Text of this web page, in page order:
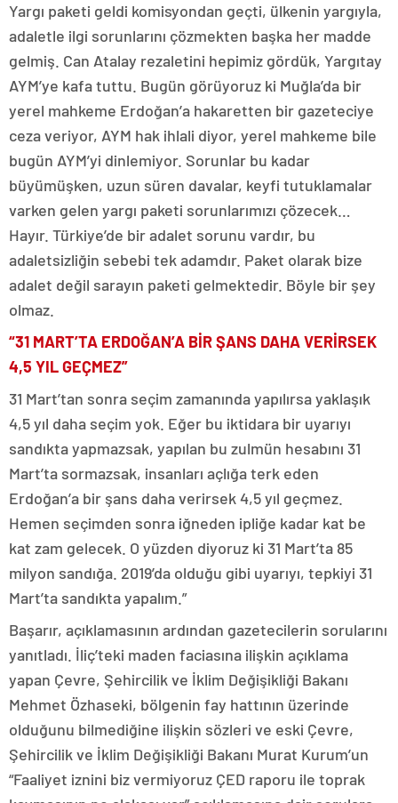
Yargı paketi geldi komisyondan geçti, ülkenin yargıyla,
adaletle ilgi sorunlarını çözmekten başka her madde
gelmiş. Can Atalay rezaletini hepimiz gördük, Yargıtay
AYM’ye kafa tuttu. Bugün görüyoruz ki Muğla’da bir
yerel mahkeme Erdoğan’a hakaretten bir gazeteciye
ceza veriyor, AYM hak ihlali diyor, yerel mahkeme bile
bugün AYM’yi dinlemiyor. Sorunlar bu kadar
büyümüşken, uzun süren davalar, keyfi tutuklamalar
varken gelen yargı paketi sorunlarımızı çözecek…
Hayır. Türkiye’de bir adalet sorunu vardır, bu
adaletsizliğin sebebi tek adamdır. Paket olarak bize
adalet değil sarayın paketi gelmektedir. Böyle bir şey
olmaz.
“31 MART’TA ERDOĞAN’A BİR ŞANS DAHA VERİRSEK
4,5 YIL GEÇMEZ”
31 Mart’tan sonra seçim zamanında yapılırsa yaklaşık
4,5 yıl daha seçim yok. Eğer bu iktidara bir uyarıyı
sandıkta yapmazsak, yapılan bu zulmün hesabını 31
Mart’ta sormazsak, insanları açlığa terk eden
Erdoğan’a bir şans daha verirsek 4,5 yıl geçmez.
Hemen seçimden sonra iğneden ipliğe kadar kat be
kat zam gelecek. O yüzden diyoruz ki 31 Mart’ta 85
milyon sandığa. 2019’da olduğu gibi uyarıyı, tepkiyi 31
Mart’ta sandıkta yapalım.”
Başarır, açıklamasının ardından gazetecilerin sorularını
yanıtladı. İliç’teki maden faciasına ilişkin açıklama
yapan Çevre, Şehircilik ve İklim Değişikliği Bakanı
Mehmet Özhaseki, bölgenin fay hattının üzerinde
olduğunu bilmediğine ilişkin sözleri ve eski Çevre,
Şehircilik ve İklim Değişikliği Bakanı Murat Kurum’un
“Faaliyet iznini biz vermiyoruz ÇED raporu ile toprak